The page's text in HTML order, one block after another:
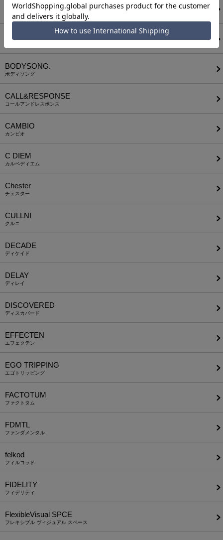
ATTACHMENT
アタッチメント
BODYSONG.
ボディソング
CALL&RESPONSE
コールアンドレスポンス
CAMBIO
カンビオ
C DIEM
カルペディエム
Chester
チェスター
CULLNI
クルニ
DECADE
ディケイド
DELAY
ディレイ
DISCOVERED
ディスカバード
EFFECTEN
エフェクテン
EGO TRIPPING
エゴトリッピング
FACTOTUM
ファクトタム
FDMTL
ファンダメンタル
felkod
フィルコッド
FIDELITY
フィデリティ
FlexibleVisual SPCE
フレキシブル ヴィジュアル スペース